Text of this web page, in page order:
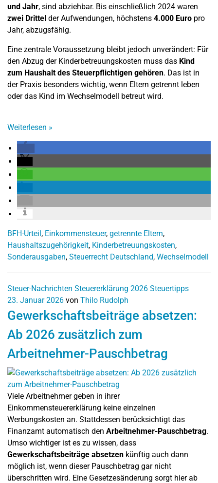
und Jahr, sind abziehbar. Bis einschließlich 2024 waren
zwei Drittel der Aufwendungen, höchstens 4.000 Euro pro
Jahr, abzugsfähig.
Eine zentrale Voraussetzung bleibt jedoch unverändert: Für
den Abzug der Kinderbetreuungskosten muss das Kind
zum Haushalt des Steuerpflichtigen gehören. Das ist in
der Praxis besonders wichtig, wenn Eltern getrennt leben
oder das Kind im Wechselmodell betreut wird.
Weiterlesen »
BFH-Urteil, Einkommensteuer, getrennte Eltern,
Haushaltszugehörigkeit, Kinderbetreuungskosten,
Sonderausgaben, Steuerrecht Deutschland, Wechselmodell
Steuer-Nachrichten Steuererklärung 2026 Steuertipps
23. Januar 2026 von Thilo Rudolph
Gewerkschaftsbeiträge absetzen:
Ab 2026 zusätzlich zum
Arbeitnehmer-Pauschbetrag
Viele Arbeitnehmer geben in ihrer
Einkommensteuererklärung keine einzelnen
Werbungskosten an. Stattdessen berücksichtigt das
Finanzamt automatisch den Arbeitnehmer-Pauschbetrag.
Umso wichtiger ist es zu wissen, dass
Gewerkschaftsbeiträge absetzen künftig auch dann
möglich ist, wenn dieser Pauschbetrag gar nicht
überschritten wird. Eine Gesetzesänderung sorgt hier ab